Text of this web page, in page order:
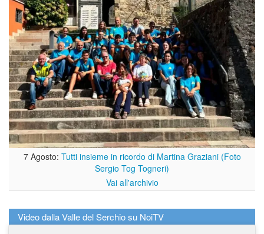
7 Agosto: Tutti insieme in ricordo di Martina Graziani (Foto
Sergio Tog Togneri)
Vai all'archivio
Video dalla Valle del Serchio su NoiTV